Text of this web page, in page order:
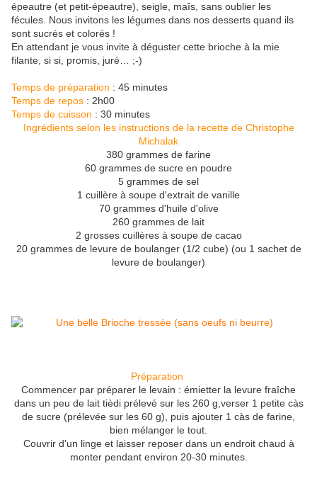
épeautre (et petit-épeautre), seigle, maîs, sans oublier les
fécules. Nous invitons les légumes dans nos desserts quand ils
sont sucrés et colorés !
En attendant je vous invite à déguster cette brioche à la mie
filante, si si, promis, juré… ;-)
Temps de préparation : 45 minutes
Temps de repos : 2h00
Temps de cuisson : 30 minutes
Ingrédients selon les instructions de la recette de Christophe
Michalak
380 grammes de farine
60 grammes de sucre en poudre
5 grammes de sel
1 cuillère à soupe d'extrait de vanille
70 grammes d'huile d'olive
260 grammes de lait
2 grosses cuillères à soupe de cacao
20 grammes de levure de boulanger (1/2 cube) (ou 1 sachet de
levure de boulanger)
Préparation
Commencer par préparer le levain : émietter la levure fraîche
dans un peu de lait tièdi prélevé sur les 260 g,verser 1 petite càs
de sucre (prélevée sur les 60 g), puis ajouter 1 càs de farine,
bien mélanger le tout.
Couvrir d'un linge et laisser reposer dans un endroit chaud à
monter pendant environ 20-30 minutes.